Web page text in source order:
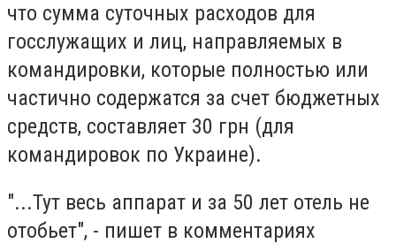
что сумма суточных расходов для
госслужащих и лиц, направляемых в
командировки, которые полностью или
частично содержатся за счет бюджетных
средств, составляет 30 грн (для
командировок по Украине).
"...Тут весь аппарат и за 50 лет отель не
отобьет", - пишет в комментариях